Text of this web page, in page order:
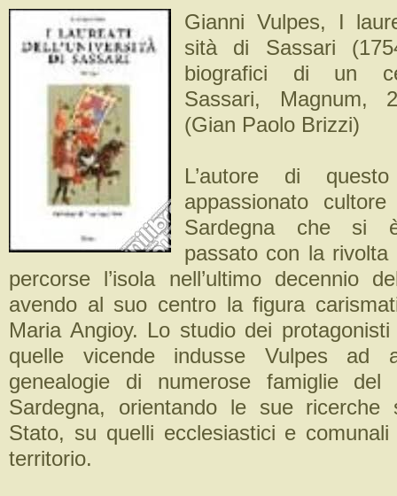
Gianni Vulpes, I
sità di Sassari
biografici di un
Sassari, Magnum,
(Gian Paolo Brizzi)
L’autore di
appassionato
Sardegna che si
passato con la rivolta
percorse l’isola nell’ultimo decennio
avendo al suo centro la figura
Maria Angioy. Lo studio dei
quelle vicende indusse Vulpes ad
genealogie di numerose famiglie
Sardegna, orientando le sue ricerche
Stato, su quelli ecclesiastici e comunali
territorio.